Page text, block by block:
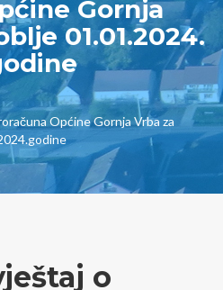
Gornja
01.01.2024.
Općine Gornja Vrba za
o